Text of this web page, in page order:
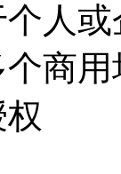
人
商用